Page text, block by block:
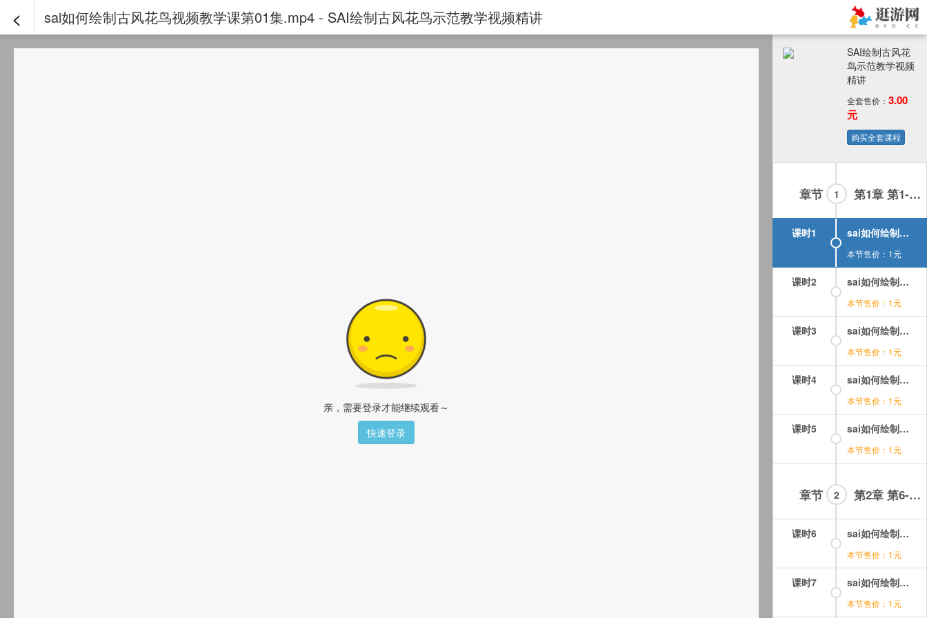
< sai如何绘制古风花鸟视频教学课第01集.mp4 - SAI绘制古风花鸟示范教学视频精讲
亲，需要登录才能继续观看～
快速登录
SAI绘制古风花
鸟示范教学视频
精讲
全套售价：3.00
元
购买全套课程
章节 第1章 第1-5集 sai画古风花鸟
1
课时1 sai如何绘制古风花鸟视频教学课第01集.mp4
本节售价：1元
课时2 sai如何绘制古风花鸟视频教学课第02集.mp4
本节售价：1元
课时3 sai如何绘制古风花鸟视频教学课第03集.mp4
本节售价：1元
课时4 sai如何绘制古风花鸟视频教学课第04集.mp4
本节售价：1元
课时5 sai如何绘制古风花鸟视频教学课第05集.mp4
本节售价：1元
章节 第2章 第6-10集 sai画古风花鸟
2
课时6 sai如何绘制古风花鸟视频教学课第06集.mp4
本节售价：1元
课时7 sai如何绘制古风花鸟视频教学课第07集.mp4
本节售价：1元